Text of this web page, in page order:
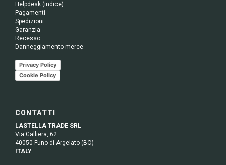
Helpdesk (indice)
Pagamenti
Spedizioni
Garanzia
Recesso
Danneggiamento merce
Privacy Policy
Cookie Policy
CONTATTI
LASTELLA TRADE SRL
Via Galliera, 62
40050 Funo di Argelato (BO)
ITALY